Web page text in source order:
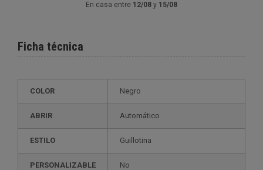
En casa entre 12/08 y 15/08
Ficha técnica
COLOR Negro
ABRIR Automático
ESTILO guillotina
PERSONALIZABLE no